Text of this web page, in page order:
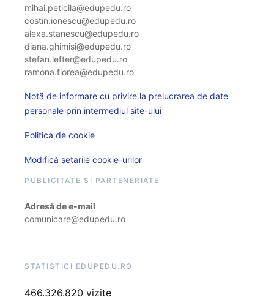
mihai.peticila@edupedu.ro
costin.ionescu@edupedu.ro
alexa.stanescu@edupedu.ro
diana.ghimisi@edupedu.ro
stefan.lefter@edupedu.ro
ramona.florea@edupedu.ro
Notă de informare cu privire la prelucrarea de date
personale prin intermediul site-ului
Politica de cookie
Modifică setarile cookie-urilor
PUBLICITATE ȘI PARTENERIATE
Adresă de e-mail
comunicare@edupedu.ro
STATISTICI EDUPEDU.RO
466.326.820 vizite